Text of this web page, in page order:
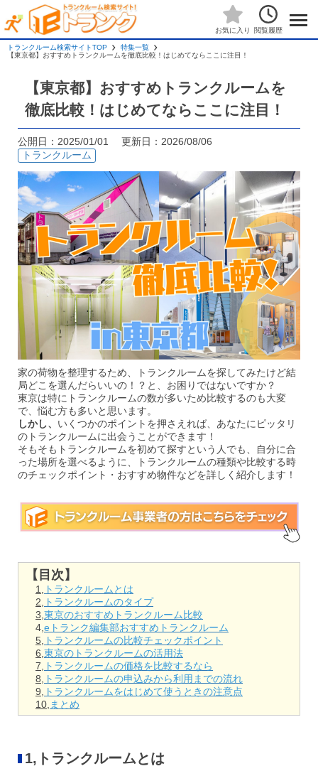
お気に入り 閲覧履歴
トランクルーム検索サイトTOP
特集一覧
【東京都】おすすめトランクルームを徹底比較！はじめてならここに注目！
【東京都】おすすめトランクルームを
徹底比較！はじめてならここに注目！
公開日：2025/01/01 更新日：2026/08/06
トランクルーム
家の荷物を整理するため、トランクルームを探してみたけど結
局どこを選んだらいいの！？と、お困りではないですか？
東京は特にトランクルームの数が多いため比較するのも大変
で、悩む方も多いと思います。
しかし、 いくつかのポイントを押さえれば、あなたにピッタリ
のトランクルームに出会うことができます！
そもそもトランクルームを初めて探すという人でも、自分に合
った場所を選べるように、トランクルームの種類や比較する時
のチェックポイント・おすすめ物件などを詳しく紹介します！
【目次】
1, トランクルームとは
2, トランクルームのタイプ
3,東京のおすすめトランクルーム比較
4,eトランク編集部おすすめトランクルーム
5, トランクルームの比較チェックポイント
6,東京のトランクルームの活用法
7, トランクルームの価格を比較するなら
8, トランクルームの申込みから利用までの流れ
9, トランクルームをはじめて使うときの注意点
10,まとめ
1,トランクルームとは